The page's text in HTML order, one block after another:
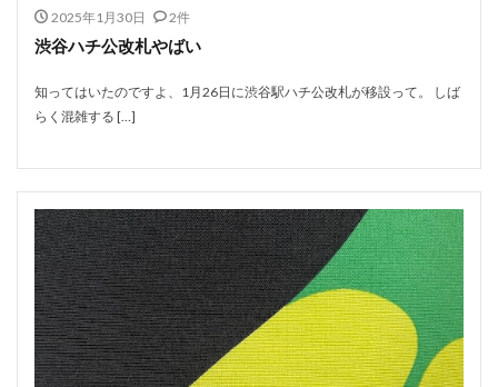
2025年1月30日 2件
渋谷ハチ公改札やばい
知ってはいたのですよ、1月26日に渋谷駅ハチ公改札が移設って。 しば
らく混雑する […]